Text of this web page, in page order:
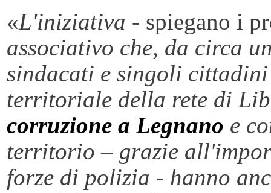
«L'iniziativa - spiegano i
associativo che, da circa
sindacati e singoli
territoriale della rete di
corruzione a Legnano e
territorio – grazie
forze di polizia - hanno